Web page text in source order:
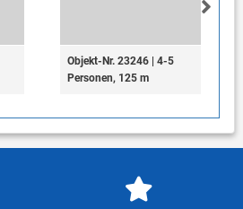
Objekt-Nr. 23246 | 4-5
Personen, 125 m